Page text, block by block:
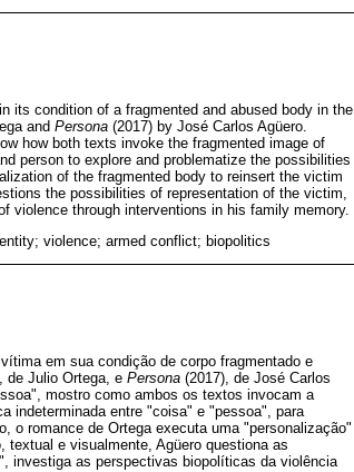
its condition of a fragmented and abused body in the
and Persona (2017) by José Carlos Agüero.
how both texts invoke the fragmented image of
person to explore and problematize the possibilities
of the fragmented body to reinsert the victim
the possibilities of representation of the victim,
violence through interventions in his family memory.
violence; armed conflict; biopolitics
em sua condição de corpo fragmentado e
de Julio Ortega, e Persona (2017), de José Carlos
mostro como ambos os textos invocam a
indeterminada entre "coisa" e "pessoa", para
o romance de Ortega executa uma "personalização"
textual e visualmente, Agüero questiona as
investiga as perspectivas biopolíticas da violência